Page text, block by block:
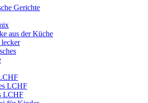
Gerichte
aus der Küche
LCHF
LCHF